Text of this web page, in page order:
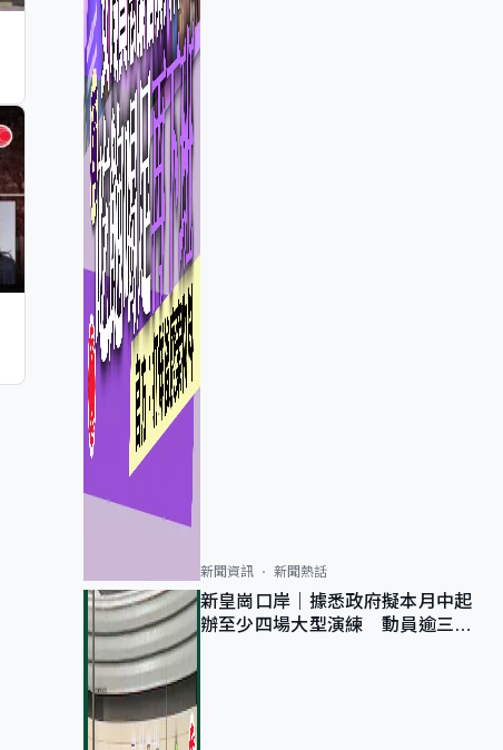
新聞資訊 新聞熱話
新皇崗口岸｜據悉政府擬本月中起
辦至少四場大型演練 動員逾三萬